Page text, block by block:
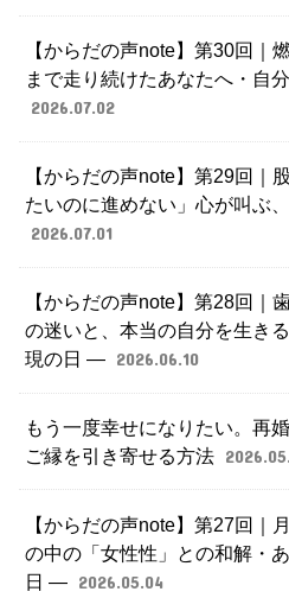
【からだの声note】第30回｜
まで走り続けたあなたへ・自
2026.07.02
【からだの声note】第29回｜
たいのに進めない」心が叫ぶ
2026.07.01
【からだの声note】第28回
の迷いと、本当の自分を生き
現の日 ― 2026.06.10
もう一度幸せになりたい。再
ご縁を引き寄せる方法
【からだの声note】第27回｜
の中の「女性性」との和解・
日 ― 2026.05.04